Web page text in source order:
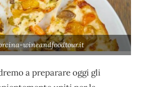
wineandfoodtour.it
a preparare oggi gli